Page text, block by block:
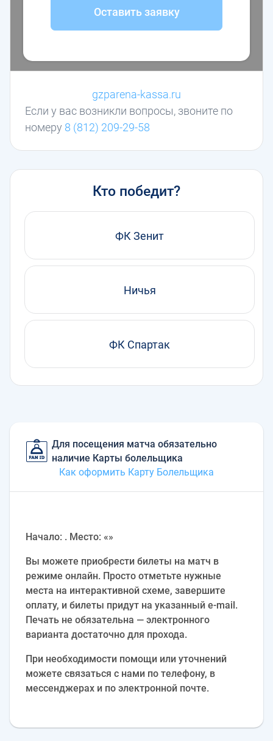
Оставить заявку
Если у вас возникли вопросы, звоните по
номеру 8 (812) 209-29-58
gzparena-kassa.ru
Кто победит?
ФК Зенит
Ничья
ФК Спартак
Для посещения матча обязательно
наличие Карты болельщика
Как оформить Карту Болельщика
Начало: . Место: «»
Вы можете приобрести билеты на матч в
режиме онлайн. Просто отметьте нужные
места на интерактивной схеме, завершите
оплату, и билеты придут на указанный e‑mail.
Печать не обязательна — электронного
варианта достаточно для прохода.
При необходимости помощи или уточнений
можете связаться с нами по телефону, в
мессенджерах и по электронной почте.